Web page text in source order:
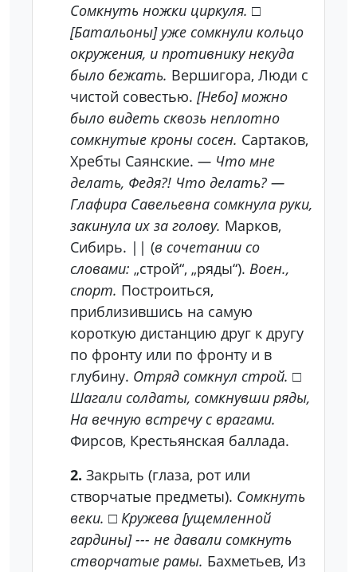
Сомкнуть ножки циркуля. □
[Батальоны] уже сомкнули кольцо
окружения, и противнику некуда
было бежать. Вершигора, Люди с
чистой совестью. [Небо] можно
было видеть сквозь неплотно
сомкнутые кроны сосен. Сартаков,
Хребты Саянские. — Что мне
делать, Федя?! Что делать? —
Глафира Савельевна сомкнула руки,
закинула их за голову. Марков,
Сибирь. || (в сочетании со
словами: „строй“, „ряды“). Воен.,
спорт. Построиться,
приблизившись на самую
короткую дистанцию друг к другу
по фронту или по фронту и в
глубину. Отряд сомкнул строй. □
Шагали солдаты, сомкнувши ряды,
На вечную встречу с врагами.
Фирсов, Крестьянская баллада.
2. Закрыть (глаза, рот или
створчатые предметы). Сомкнуть
веки. □ Кружева [ущемленной
гардины] --- не давали сомкнуть
створчатые рамы. Бахметьев, Из